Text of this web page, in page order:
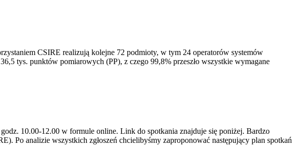
CSIRE realizują kolejne 72 podmioty, w tym 24 operatorów systemów
tys. punktów pomiarowych (PP), z czego 99,8% przeszło wszystkie wymagane
10.00-12.00 w formule online. Link do spotkania znajduje się poniżej. Bardzo
Po analizie wszystkich zgłoszeń chcielibyśmy zaproponować następujący plan spotkań